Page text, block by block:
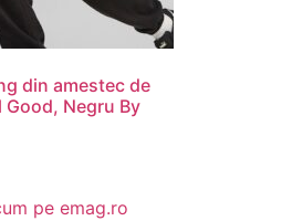
din amestec de
Good, Negru By
pe emag.ro